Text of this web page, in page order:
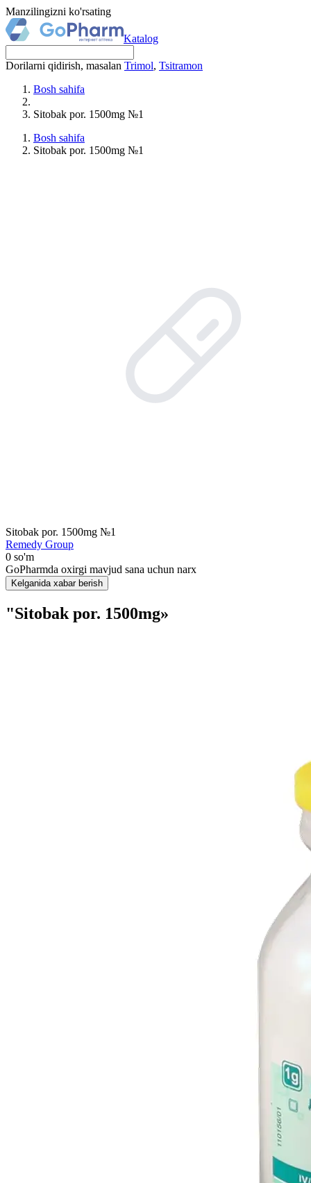
Manzilingizni ko'rsating
Katalog
Dorilarni qidirish, masalan Trimol, Tsitramon
Bosh sahifa
Sitobak por. 1500mg №1
Bosh sahifa
Sitobak por. 1500mg №1
Sitobak por. 1500mg №1
Remedy Group
0 so'm
GoPharmda oxirgi mavjud sana uchun narx
Kelganida xabar berish
"Sitobak por. 1500mg»